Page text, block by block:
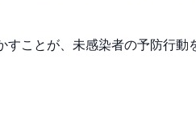
ことが、未感染者の予防行動